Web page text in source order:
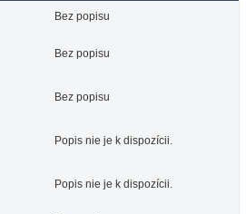
Bez popisu
Bez popisu
Bez popisu
Popis nie je k dispozícii.
Popis nie je k dispozícii.